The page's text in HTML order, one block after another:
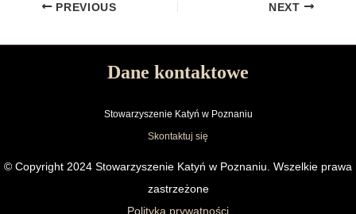
PREVIOUS NEXT
Dane kontaktowe
Stowarzyszenie Katyń w Poznaniu
Skontaktuj się
© Copyright 2024 Stowarzyszenie Katyń w Poznaniu. Wszelkie prawa
zastrzeżone
Polityka prywatności